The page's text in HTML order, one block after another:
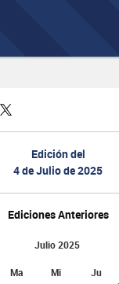
Edición del
4 de Julio de 2025
Ediciones Anteriores
Julio 2025
Ma Mi Ju